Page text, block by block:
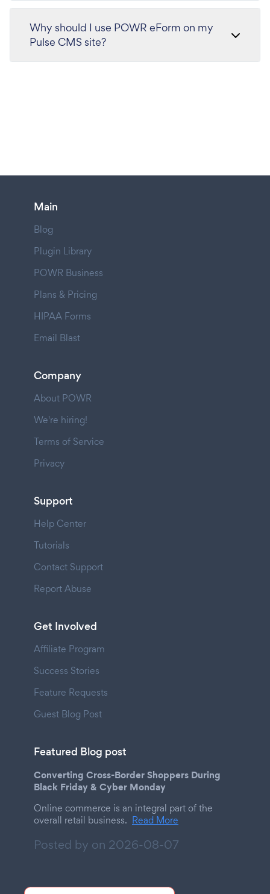
Why should I use POWR eForm on my
Pulse CMS site?
Main
Blog
Plugin Library
POWR Business
Plans & Pricing
HIPAA Forms
Email Blast
Company
About POWR
We're hiring!
Terms of Service
Privacy
Support
Help Center
Tutorials
Contact Support
Report Abuse
Get Involved
Affiliate Program
Success Stories
Feature Requests
Guest Blog Post
Featured Blog post
Converting Cross-Border Shoppers During
Black Friday & Cyber Monday
Online commerce is an integral part of the
overall retail business. Read More
Posted by on 2026-08-07